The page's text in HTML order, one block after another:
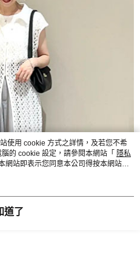
使用 cookie 方式之詳情，及若您不希
的 cookie 設定，請參閱本網站「 隱私
網站即表示您同意本公司得按本網站使
道了